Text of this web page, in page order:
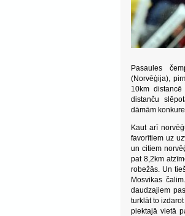
Pasaules
(Norvēģija),
10km
distanču
dāmām
Kaut arī
favorītiem uz
un citiem
pat 8,2km
robežās. Un
Mosvikas
daudzajiem
turklāt to
piektajā vietā